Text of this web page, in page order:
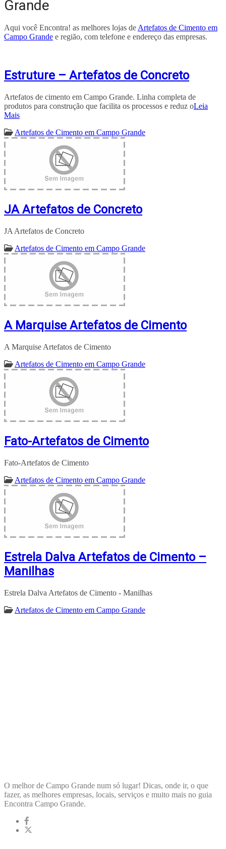
Grande
Aqui você Encontra! as melhores lojas de Artefatos de Cimento em
Campo Grande e região, com telefone e endereço das empresas.
Estruture – Artefatos de Concreto
Artefatos de cimento em Campo Grande. Linha completa de
produtos para construção que facilita os processos e reduz oLeia
Mais
Artefatos de Cimento em Campo Grande
JA Artefatos de Concreto
JA Artefatos de Concreto
Artefatos de Cimento em Campo Grande
A Marquise Artefatos de Cimento
A Marquise Artefatos de Cimento
Artefatos de Cimento em Campo Grande
Fato-Artefatos de Cimento
Fato-Artefatos de Cimento
Artefatos de Cimento em Campo Grande
Estrela Dalva Artefatos de Cimento –
Manilhas
Estrela Dalva Artefatos de Cimento - Manilhas
Artefatos de Cimento em Campo Grande
O melhor de Campo Grande num só lugar! Dicas, onde ir, o que
fazer, as melhores empresas, locais, serviços e muito mais no guia
Encontra Campo Grande.